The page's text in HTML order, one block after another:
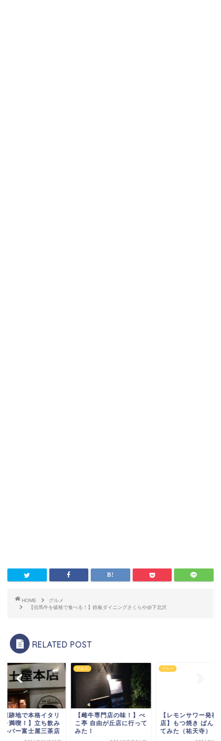
HOME
グルメ
【但馬牛を破格で食べる！】鉄板ダイニングさくらや@下北沢
RELATED POST
堀跡地で本格イタリ
を満喫！】立ち飲み
ルバー富士屋三茶店
グルメ
【雌牛専門店の味！】べ
こ亭 自由が丘店に行って
みた！
グルメ
【レモンサワー発祥
店】もつ焼き ばん
てみた（祐天寺）